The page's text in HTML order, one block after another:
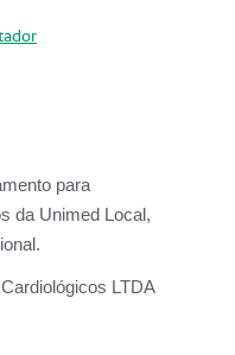
para
da Unimed Local,
LTDA